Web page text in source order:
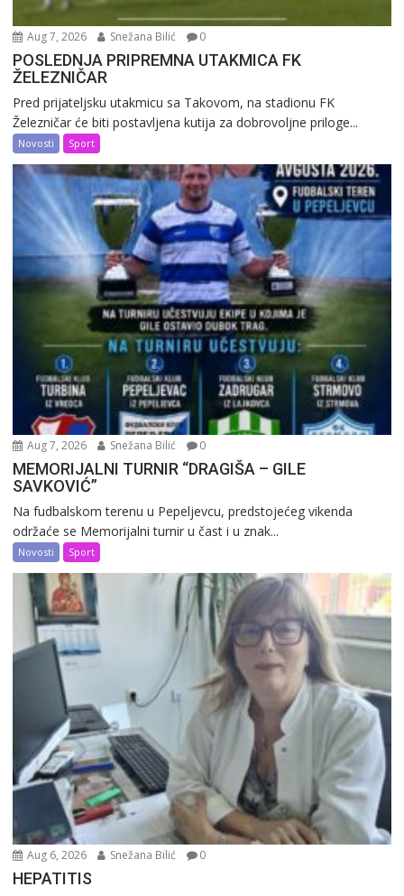
Aug 7, 2026 Snežana Bilić 0
POSLEDNJA PRIPREMNA UTAKMICA FK
ŽELEZNIČAR
Pred prijateljsku utakmicu sa Takovom, na stadionu FK
Železničar će biti postavljena kutija za dobrovoljne priloge...
Novosti Sport
Aug 7, 2026 Snežana Bilić 0
MEMORIJALNI TURNIR “DRAGIŠA – GILE
SAVKOVIĆ”
Na fudbalskom terenu u Pepeljevcu, predstojećeg vikenda
održaće se Memorijalni turnir u čast i u znak...
Novosti Sport
Aug 6, 2026 Snežana Bilić 0
HEPATITIS